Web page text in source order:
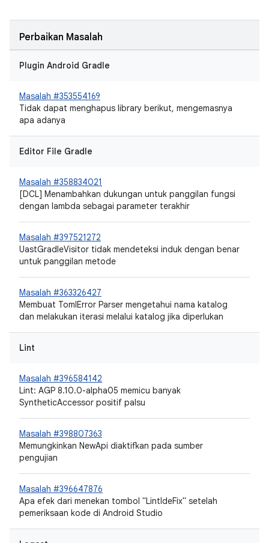
Perbaikan Masalah
Plugin Android Gradle
Masalah #353554169
Tidak dapat menghapus library berikut, mengemasnya
apa adanya
Editor File Gradle
Masalah #358834021
[DCL] Menambahkan dukungan untuk panggilan fungsi
dengan lambda sebagai parameter terakhir
Masalah #397521272
UastGradleVisitor tidak mendeteksi induk dengan benar
untuk panggilan metode
Masalah #363326427
Membuat TomlError Parser mengetahui nama katalog
dan melakukan iterasi melalui katalog jika diperlukan
Lint
Masalah #396584142
Lint: AGP 8.10.0-alpha05 memicu banyak
SyntheticAccessor positif palsu
Masalah #398807363
Memungkinkan NewApi diaktifkan pada sumber
pengujian
Masalah #396647876
Apa efek dari menekan tombol "LintIdeFix" setelah
pemeriksaan kode di Android Studio